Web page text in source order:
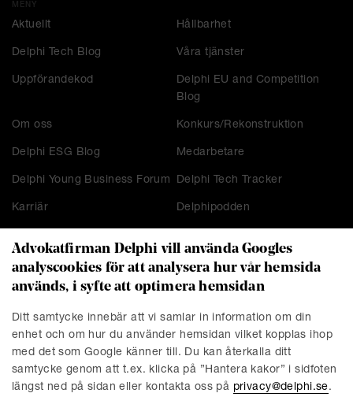
MENY
Aktuellt Hållbarhet
Delphi Tech Blog Våra tjänster
Uppförandekod
Delphi EU and Competition
Blog
Om oss Konkurs/Rekonstruktion
Delphi ESG Blog Medarbetare
Delphi Young Business Forum Delphi Tech Tracker
Karriär Delphipodden
KONTAKT
Stockholm Malmö
Presskontakt Göteborg
Linköping
Advokatfirman Delphi vill använda Googles
analyscookies för att analysera hur vår hemsida
används, i syfte att optimera hemsidan
Ditt samtycke innebär att vi samlar in information om din
enhet och om hur du använder hemsidan vilket kopplas ihop
med det som Google känner till. Du kan återkalla ditt
samtycke genom att t.ex. klicka på ”Hantera kakor” i sidfoten
längst ned på sidan eller kontakta oss på privacy@delphi.se.